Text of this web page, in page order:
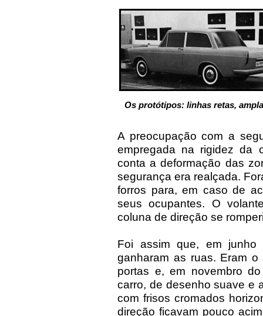
Os protótipos: linhas retas,
A preocupação com a
empregada na rigidez da
conta a deformação das
segurança era realçada.
forros para, em caso de
seus ocupantes. O
coluna de direção se
Foi assim que, em
ganharam as ruas. Eram
portas e, em novembro
carro, de desenho suave e
com frisos cromados
direção ficavam pouco